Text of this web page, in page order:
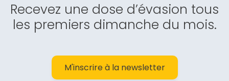
Recevez une dose d’évasion tous
les premiers dimanche du mois.
M'inscrire à la newsletter